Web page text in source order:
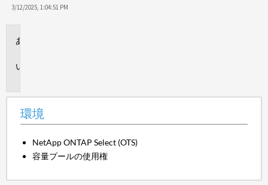
3/12/2025, 1:04:51 PM
環境
NetApp ONTAP Select (OTS)
容量プールの使用権